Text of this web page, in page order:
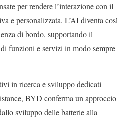
per rendere l’interazione con il
e personalizzata. L’AI diventa così
di bordo, supportando il
funzioni e servizi in modo sempre
in ricerca e sviluppo dedicati
BYD conferma un approccio
sviluppo delle batterie alla